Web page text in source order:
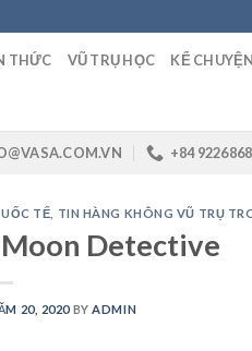
THỨC VŨ TRỤ HỌC KỂ
+84
TẾ TIN HÀNG KHÔNG VŨ TRỤ
Detective
20, 2020 BY ADMIN